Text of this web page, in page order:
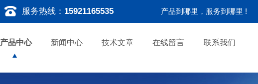
服务热线： 15921165535 产品到哪里，服务到哪里 !
产品中心 新闻中心 技术文章 在线留言 联系我们